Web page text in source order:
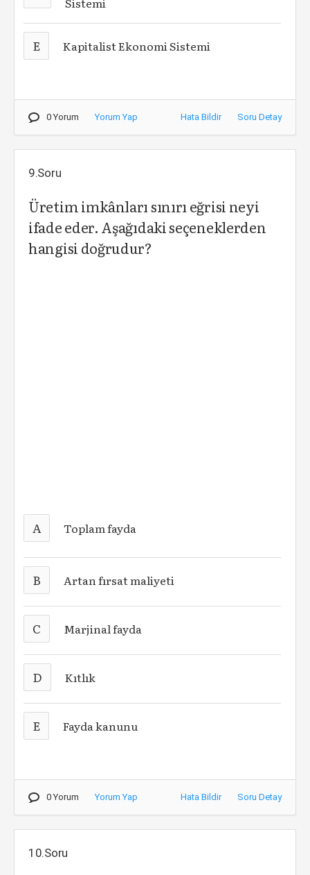
E Kapitalist Ekonomi Sistemi
0 Yorum Yorum Yap Hata Bildir Soru Detay
9.Soru
Üretim imkânları sınırı eğrisi neyi
ifade eder. Aşağıdaki seçeneklerden
hangisi doğrudur?
A Toplam fayda
B Artan fırsat maliyeti
C Marjinal fayda
D Kıtlık
E Fayda kanunu
0 Yorum Yorum Yap Hata Bildir Soru Detay
10.Soru